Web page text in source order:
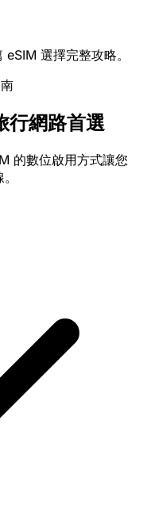
選擇完整攻略。
行網路首選
的數位啟用方式讓您